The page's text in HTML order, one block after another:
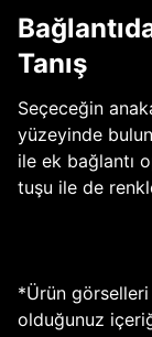
Tanış
Seçeceğin
yüzeyinde
ile ek bağlantı
tuşu ile de
*Ürün görselleri
olduğunuz